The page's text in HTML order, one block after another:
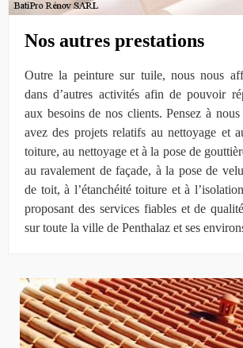
Nos autres prestations
Outre la peinture sur tuile, nous nous
dans d’autres activités afin de pouvoir
aux besoins de nos clients. Pensez à
avez des projets relatifs au nettoyage et
toiture, au nettoyage et à la pose de
au ravalement de façade, à la pose de
de toit, à l’étanchéité toiture et à
proposant des services fiables et de
sur toute la ville de Penthalaz et ses